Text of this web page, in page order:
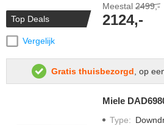
Top Deals
Vergelijk
Meestal 2499,-
2124,-
Gratis thuisbezorgd, op
Miele
Type: